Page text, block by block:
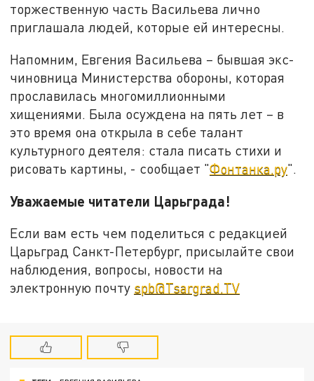
торжественную часть Васильева лично
приглашала людей, которые ей интересны.
Напомним, Евгения Васильева – бывшая экс-
чиновница Министерства обороны, которая
прославилась многомиллионными
хищениями. Была осуждена на пять лет – в
это время она открыла в себе талант
культурного деятеля: стала писать стихи и
рисовать картины, - сообщает "Фонтанка.ру".
Уважаемые читатели Царьграда!
Если вам есть чем поделиться с редакцией
Царьград Санкт-Петербург, присылайте свои
наблюдения, вопросы, новости на
электронную почту spb@Tsargrad.TV